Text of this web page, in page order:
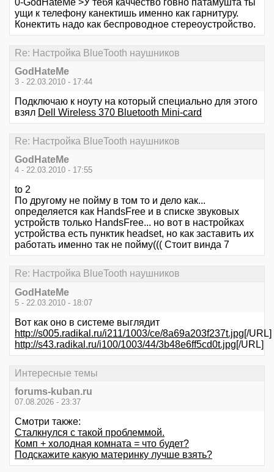
ущи к телефону канектишь именно как гарнитуру.
Конектить надо как беспроводное стереоустройство.
Re: Настройка BlueTooth наушников
GodHateMe
3 - 22.03.2010 - 17:44
Подключаю к ноуту на который специально для этого
взял Dell Wireless 370 Bluetooth Mini-card
Re: Настройка BlueTooth наушников
GodHateMe
4 - 22.03.2010 - 17:55
to 2
По другому не пойму в том то и дело как...
определяется как HandsFree и в списке звуковых
устройств только HandsFree... но вот в настройках
устройства есть пунктик headset, но как заставить их
работать именно так не пойму((( Стоит винда 7
Re: Настройка BlueTooth наушников
GodHateMe
5 - 22.03.2010 - 18:07
Вот как оно в системе выглядит
http://s005.radikal.ru/i211/1003/ce/8a69a203f237t.jpg[/URL]
http://s43.radikal.ru/i100/1003/44/3b48e6ff5cd0t.jpg[/URL]
Интересные темы
forums-kuban.ru
07.08.2026 - 23:37
Смотри также:
Сталкнулся с такой проблеммой.
Комп + холодная комната = что будет?
Подскажите какую материнку лучше взять?